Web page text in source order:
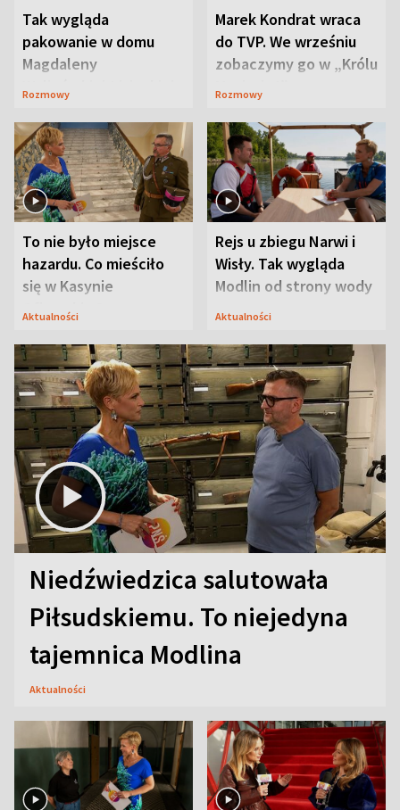
Tak wygląda
pakowanie w domu
Magdaleny
Waligórskiej-Lisieckiej.
Rozmowy
Marek Kondrat wraca
do TVP. We wrześniu
zobaczymy go w „Królu
Maciusiu I”
Rozmowy
To nie było miejsce
hazardu. Co mieściło
się w Kasynie
Oficerskim?
Aktualności
Rejs u zbiegu Narwi i
Wisły. Tak wygląda
Modlin od strony wody
Aktualności
Niedźwiedzica salutowała
Piłsudskiemu. To niejedyna
tajemnica Modlina
Aktualności